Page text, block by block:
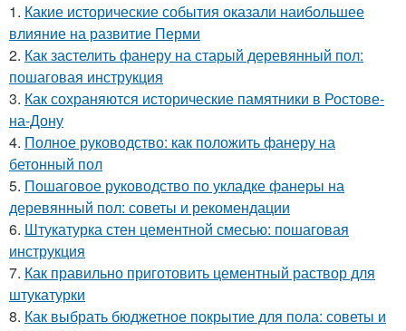
1. Какие исторические события оказали наибольшее
влияние на развитие Перми
2. Как застелить фанеру на старый деревянный пол:
пошаговая инструкция
3. Как сохраняются исторические памятники в Ростове-
на-Дону
4. Полное руководство: как положить фанеру на
бетонный пол
5. Пошаговое руководство по укладке фанеры на
деревянный пол: советы и рекомендации
6. Штукатурка стен цементной смесью: пошаговая
инструкция
7. Как правильно приготовить цементный раствор для
штукатурки
8. Как выбрать бюджетное покрытие для пола: советы и